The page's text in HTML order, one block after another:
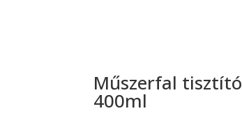
Műszerfal tisztító
400ml